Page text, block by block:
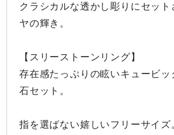
クラシカルな透かし彫りにセット
ヤの輝き。
【スリーストーンリング】
存在感たっぷりの眩いキュービ
石セット。
指を選ばない嬉しいフリーサイズ